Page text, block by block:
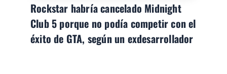
Rockstar habría cancelado Midnight
Club 5 porque no podía competir con el
éxito de GTA, según un exdesarrollador